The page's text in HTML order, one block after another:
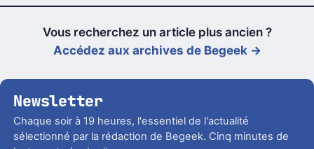
Vous recherchez un article plus ancien ?
Accédez aux archives de Begeek →
Newsletter
Chaque soir à 19 heures, l'essentiel de l'actualité
sélectionné par la rédaction de Begeek. Cinq minutes de